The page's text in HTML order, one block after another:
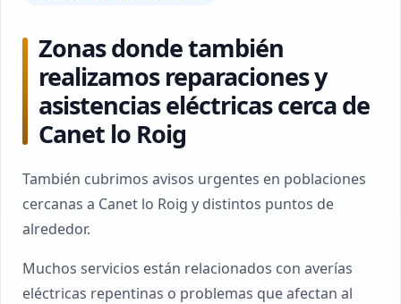
Zonas donde también
realizamos reparaciones y
asistencias eléctricas cerca de
Canet lo Roig
También cubrimos avisos urgentes en poblaciones
cercanas a Canet lo Roig y distintos puntos de
alrededor.
Muchos servicios están relacionados con averías
eléctricas repentinas o problemas que afectan al